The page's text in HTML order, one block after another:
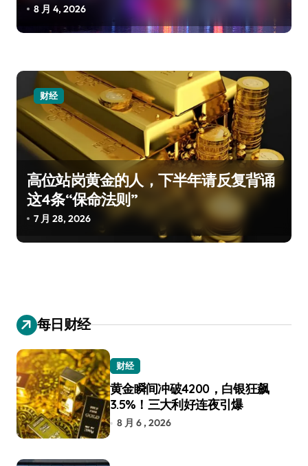
8 月 4, 2026
财经
高位站岗黄金的人，下半年请反复背诵
这4条“保命法则”
7 月 28, 2026
每日财经
财经
黄金瞬间冲破4200，白银狂飙
3.5%！三大利好连夜引爆
8 月 6 , 2026